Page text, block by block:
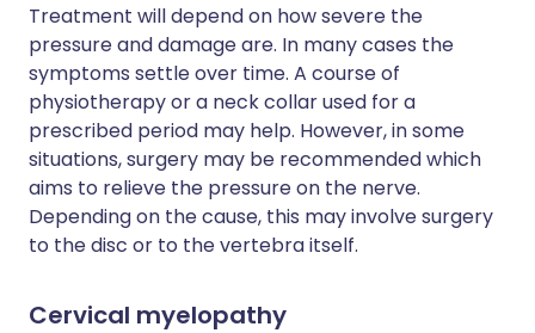
Treatment will depend on how severe the
pressure and damage are. In many cases the
symptoms settle over time. A course of
physiotherapy or a neck collar used for a
prescribed period may help. However, in some
situations, surgery may be recommended which
aims to relieve the pressure on the nerve.
Depending on the cause, this may involve surgery
to the disc or to the vertebra itself.
Cervical myelopathy